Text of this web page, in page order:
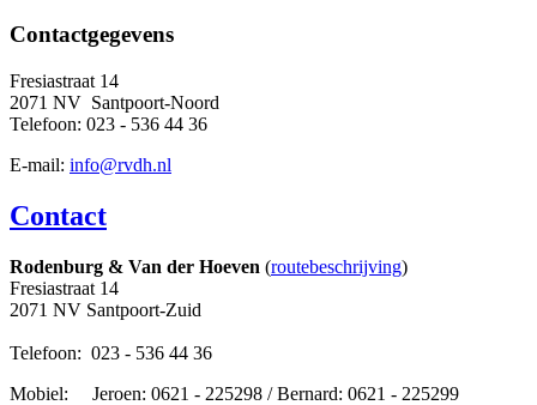
Contactgegevens
Fresiastraat 14
2071 NV Santpoort-Noord
Telefoon: 023 - 536 44 36
E-mail: info@rvdh.nl
Contact
Rodenburg & Van der Hoeven (routebeschrijving)
Fresiastraat 14
2071 NV Santpoort-Zuid
Telefoon: 023 - 536 44 36
Mobiel: Jeroen: 0621 - 225298 / Bernard: 0621 - 225299